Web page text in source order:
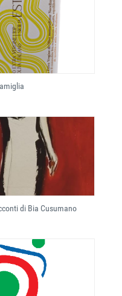
di Bia Cusumano